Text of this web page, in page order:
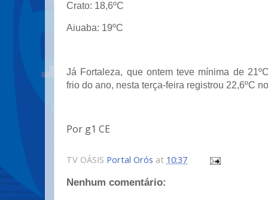
Crato: 18,6ºC
Aiuaba: 19ºC
Já Fortaleza, que ontem teve mínima de
frio do ano, nesta terça-feira registrou 22,6ºC
Por g1 CE
TV OÁSIS Portal Orós at 10:37
Nenhum comentário: